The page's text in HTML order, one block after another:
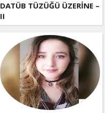
DATÜB TÜZÜĞÜ ÜZERİNE –
II